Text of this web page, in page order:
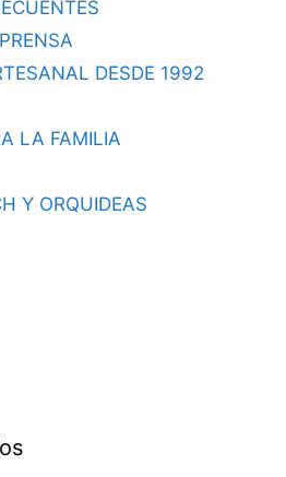
DESDE 1992
LA FAMILIA
Y ORQUIDEAS